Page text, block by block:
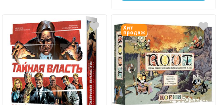
Хит
продаж